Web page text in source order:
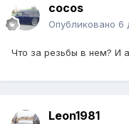
cocos
Опубликовано 6
Что за резьбы в нем? И
Leon1981